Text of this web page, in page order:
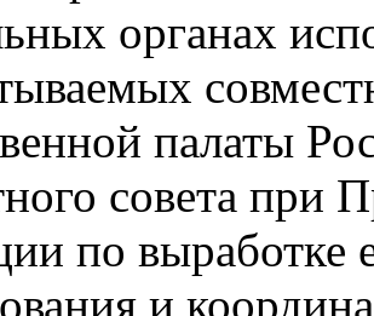
органах
палаты
совета при
по выработке
и